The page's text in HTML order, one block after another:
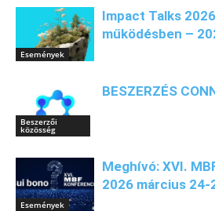
Események
Impact Talks
működésben –
Beszerzői
közösség
BESZERZÉS
Események
Meghívó: XVI.
2026 március 24-